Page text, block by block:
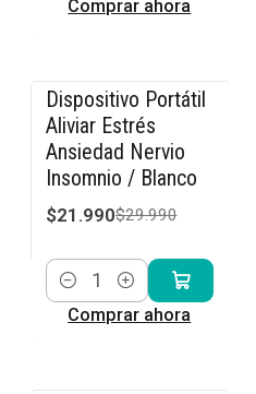
Comprar ahora
-27% OFF
Dispositivo Portátil
Aliviar Estrés
Ansiedad Nervio
Insomnio / Blanco
$21.990$29.990
Cantidad
Comprar ahora